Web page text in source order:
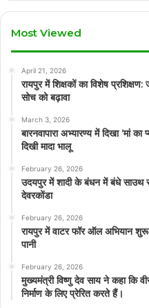
Most Viewed
April 21, 2026
रायपुर में शिक्षकों का विशेष
सोच को बढ़ावा
March 3, 2026
बारनवापारा अभ्यारण्य में दिखा ‘मां
दिखी मादा भालू
February 26, 2026
उदयपुर में शादी के बंधन में बंधे साउथ
देवरकोंडा
February 26, 2026
रायपुर में वाटर फॉर ऑल अभियान
पानी
February 26, 2026
मुख्यमंत्री विष्णु देव साय ने कहा कि
निर्माण के लिए प्रेरित करते हैं।